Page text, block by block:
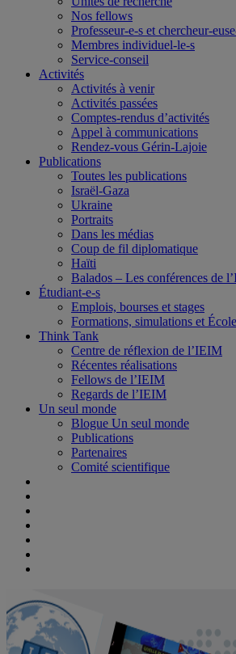
Nos fellows
Professeur-e-s et chercheur-
Membres individuel-le-s
Service-conseil
Activités
Activités à venir
Activités passées
Comptes-rendus d’activités
Appel à communications
Rendez-vous Gérin-Lajoie
Publications
Toutes les publications
Israël-Gaza
Ukraine
Portraits
Dans les médias
Coup de fil diplomatique
Haïti
Balados – Les conférences de
Étudiant-e-s
Emplois, bourses et stages
Formations, simulations et
Think Tank
Centre de réflexion de l’IEIM
Récentes réalisations
Fellows de l’IEIM
Regards de l’IEIM
Un seul monde
Blogue Un seul monde
Publications
Partenaires
Comité scientifique